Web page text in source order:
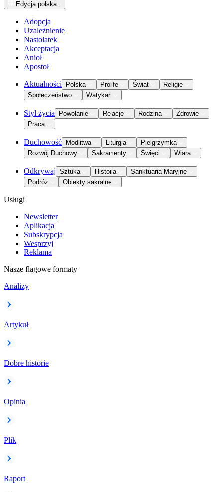
Edycja polska
Adopcja
Uzależnienie
Nastolatek
Akceptacja
Anioł
Apostoł
Aktualności Polska Prolife Świat
Religie
Społeczeństwo
Watykan
Styl życia Powołanie Relacje Rodzina
Zdrowie
Praca
Duchowość Modlitwa Liturgia
Pielgrzymka
Rozwój Duchowy
Sakramenty Święci Wiara
Odkrywaj Sztuka Historia
Sanktuaria Maryjne
Podróż
Obiekty sakralne
Usługi
Newsletter
Aplikacja
Subskrypcja
Wesprzyj
Reklama
Nasze flagowe formaty
Analizy
Artykuł
Dobre historie
Opinia
Plik
Raport